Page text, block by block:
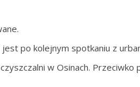
po kolejnym spotkaniu z
w Osinach. Przeciwko